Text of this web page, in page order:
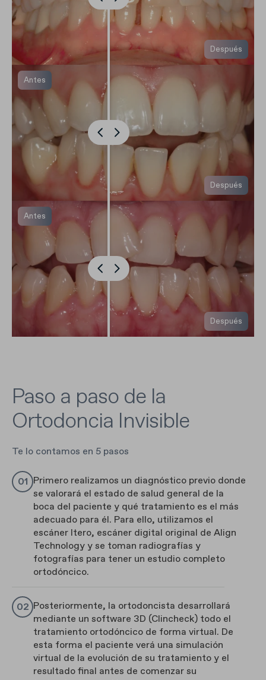
Después
Antes
Después
Antes
Después
Paso a paso de la
Ortodoncia Invisible
Te lo contamos en 5 pasos
Primero realizamos un diagnóstico previo donde
se valorará el estado de salud general de la
boca del paciente y qué tratamiento es el más
adecuado para él. Para ello, utilizamos el
escáner Itero, escáner digital original de Align
Technology y se toman radiografías y
fotografías para tener un estudio completo
ortodóncico.
Posteriormente, la ortodoncista desarrollará
mediante un software 3D (Clincheck) todo el
tratamiento ortodóncico de forma virtual. De
esta forma el paciente verá una simulación
virtual de la evolución de su tratamiento y el
resultado final antes de comenzar su